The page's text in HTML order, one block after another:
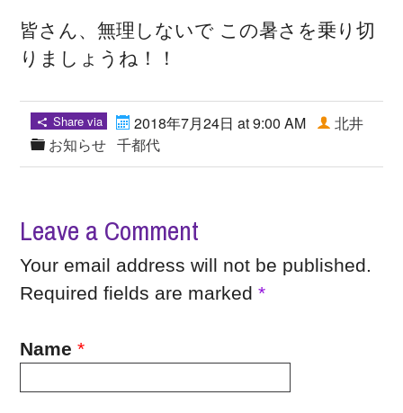
皆さん、無理しないで この暑さを乗り切
りましょうね！！
Share via
2018年7月24日 at 9:00 AM
お知らせ
北井
千都代
Leave a Comment
Your email address will not be published.
Required fields are marked*
Name *